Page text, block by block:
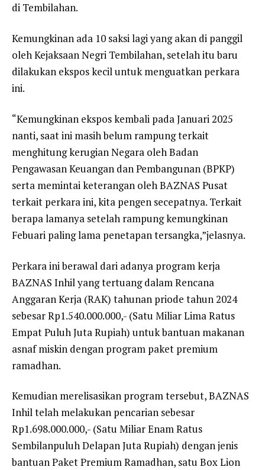
di Tembilahan.
Kemungkinan ada 10 saksi lagi yang akan di panggil
oleh Kejaksaan Negri Tembilahan, setelah itu baru
dilakukan ekspos kecil untuk menguatkan perkara
ini.
“Kemungkinan ekspos kembali pada Januari 2025
nanti, saat ini masih belum rampung terkait
menghitung kerugian Negara oleh Badan
Pengawasan Keuangan dan Pembangunan (BPKP)
serta memintai keterangan oleh BAZNAS Pusat
terkait perkara ini, kita pengen secepatnya. Terkait
berapa lamanya setelah rampung kemungkinan
Febuari paling lama penetapan tersangka,”jelasnya.
Perkara ini berawal dari adanya program kerja
BAZNAS Inhil yang tertuang dalam Rencana
Anggaran Kerja (RAK) tahunan priode tahun 2024
sebesar Rp1.540.000.000,- (Satu Miliar Lima Ratus
Empat Puluh Juta Rupiah) untuk bantuan makanan
asnaf miskin dengan program paket premium
ramadhan.
Kemudian merelisasikan program tersebut, BAZNAS
Inhil telah melakukan pencarian sebesar
Rp1.698.000.000,- (Satu Miliar Enam Ratus
Sembilanpuluh Delapan Juta Rupiah) dengan jenis
bantuan Paket Premium Ramadhan, satu Box Lion